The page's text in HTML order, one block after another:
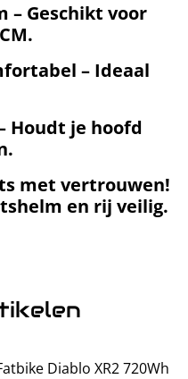
– Geschikt voor
.
– Ideaal
Houdt je hoofd
met vertrouwen!
en rij veilig.
Diablo XR2 720Wh